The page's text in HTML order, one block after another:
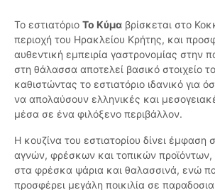
Το εστιατόριο Το Κύμα βρίσκεται στο
περιοχή του Ηρακλείου Κρήτης, και
αυθεντική εμπειρία γαστρονομίας στην
στη θάλασσα αποτελεί βασικό στοιχείο
καθιστώντας το εστιατόριο ιδανικό για
να απολαύσουν ελληνικές και
μέσα σε ένα φιλόξενο περιβάλλον.
Η κουζίνα του εστιατορίου δίνει έμφαση
αγνών, φρέσκων και τοπικών προϊόντων,
στα φρέσκα ψάρια και θαλασσινά, ενώ
προσφέρει μεγάλη ποικιλία σε